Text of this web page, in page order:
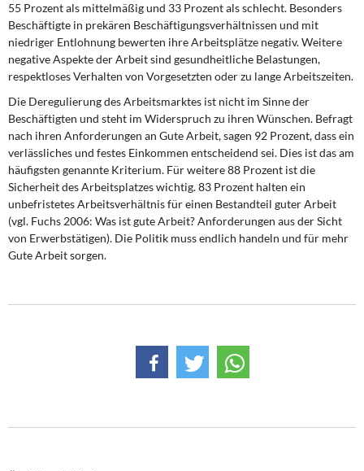
55 Prozent als mittelmäßig und 33 Prozent als schlecht. Besonders
Beschäftigte in prekären Beschäftigungsverhältnissen und mit
niedriger Entlohnung bewerten ihre Arbeitsplätze negativ. Weitere
negative Aspekte der Arbeit sind gesundheitliche Belastungen,
respektloses Verhalten von Vorgesetzten oder zu lange Arbeitszeiten.
Die Deregulierung des Arbeitsmarktes ist nicht im Sinne der
Beschäftigten und steht im Widerspruch zu ihren Wünschen. Befragt
nach ihren Anforderungen an Gute Arbeit, sagen 92 Prozent, dass ein
verlässliches und festes Einkommen entscheidend sei. Dies ist das am
häufigsten genannte Kriterium. Für weitere 88 Prozent ist die
Sicherheit des Arbeitsplatzes wichtig. 83 Prozent halten ein
unbefristetes Arbeitsverhältnis für einen Bestandteil guter Arbeit
(vgl. Fuchs 2006: Was ist gute Arbeit? Anforderungen aus der Sicht
von Erwerbstätigen). Die Politik muss endlich handeln und für mehr
Gute Arbeit sorgen.